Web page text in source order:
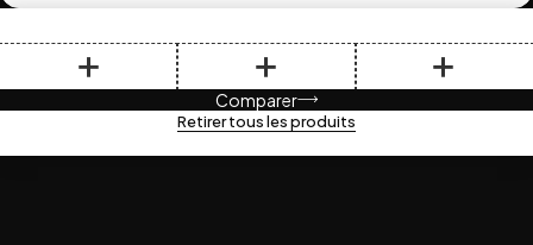
Comparer
Retirer tous les produits